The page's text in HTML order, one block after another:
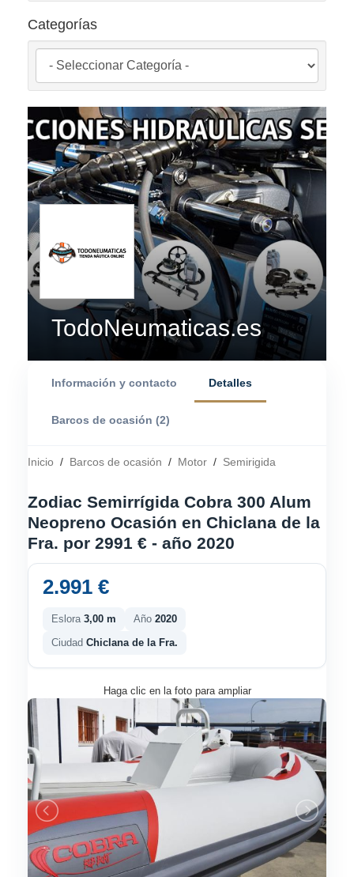
Categorías
TodoNeumaticas.es
Información y contacto Detalles
Barcos de ocasión (2)
Inicio / Barcos de ocasión / Motor / Semirigida
Zodiac Semirrígida Cobra 300 Alum
Neopreno Ocasión en Chiclana de la
Fra. por 2991 € - año 2020
2.991 €
Eslora 3,00 m Año 2020
Ciudad Chiclana de la Fra.
Haga clic en la foto para ampliar